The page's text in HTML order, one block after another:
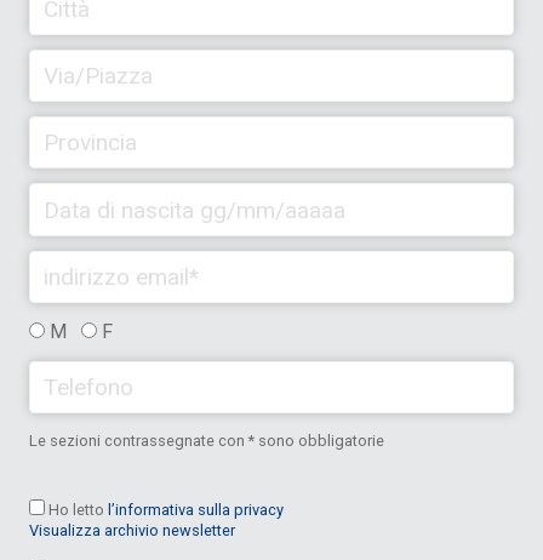
M F
Le sezioni contrassegnate con * sono obbligatorie
Ho letto l’informativa sulla privacy
Visualizza archivio newsletter